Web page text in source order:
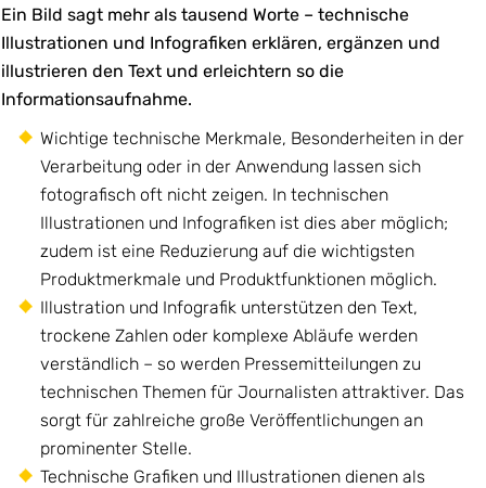
Ein Bild sagt mehr als tausend Worte – technische
Illustrationen und Infografiken erklären, ergänzen und
illustrieren den Text und erleichtern so die
Informationsaufnahme.
Wichtige technische Merkmale, Besonderheiten in der
Verarbeitung oder in der Anwendung lassen sich
fotografisch oft nicht zeigen. In technischen
Illustrationen und Infografiken ist dies aber möglich;
zudem ist eine Reduzierung auf die wichtigsten
Produktmerkmale und Produktfunktionen möglich.
Illustration und Infografik unterstützen den Text,
trockene Zahlen oder komplexe Abläufe werden
verständlich – so werden Pressemitteilungen zu
technischen Themen für Journalisten attraktiver. Das
sorgt für zahlreiche große Veröffentlichungen an
prominenter Stelle.
Technische Grafiken und Illustrationen dienen als